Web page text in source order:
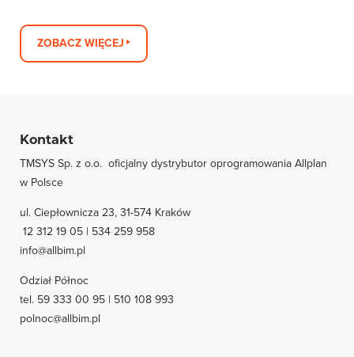
ZOBACZ WIĘCEJ
Kontakt
TMSYS Sp. z o.o. ­ oficjalny dystrybutor oprogramowania Allplan
w Polsce
ul. Ciepłownicza 23, 31-574 Kraków
12 312 19 05 | 534 259 958
info@allbim.pl
Odział Północ
tel. 59 333 00 95 | 510 108 993
polnoc@allbim.pl